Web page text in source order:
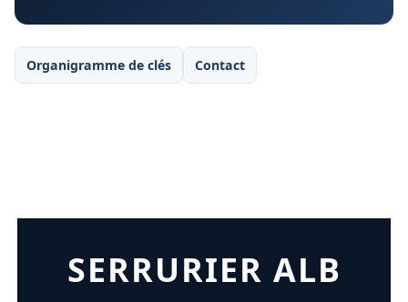
Organigramme de clés Contact
SERRURIER ALB